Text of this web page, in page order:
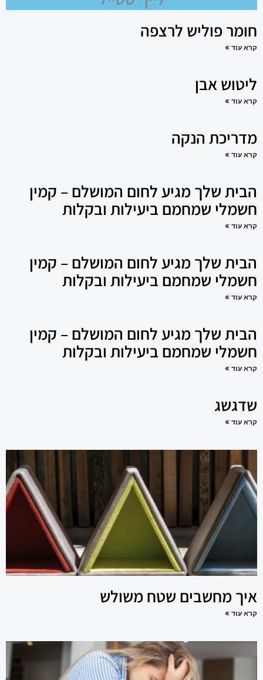
חומר פוליש לרצפה
קרא עוד »
ליטוש אבן
קרא עוד »
מדריכת הנקה
קרא עוד »
הבית שלך מגיע לחום המושלם – קמין
חשמלי שמחמם ביעילות ובקלות
קרא עוד »
הבית שלך מגיע לחום המושלם – קמין
חשמלי שמחמם ביעילות ובקלות
קרא עוד »
הבית שלך מגיע לחום המושלם – קמין
חשמלי שמחמם ביעילות ובקלות
קרא עוד »
שדגשג
קרא עוד »
איך מחשבים שטח משולש
קרא עוד »